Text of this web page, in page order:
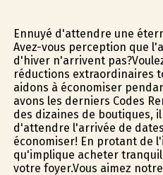
Ennuyé d'attendre une
Avez-vous perception que
d'hiver n'arrivent
réductions extraordinaires
aidons à économiser
avons les derniers Codes
des dizaines de boutiques,
d'attendre l'arrivée de
économiser! En profitant de
qu'implique acheter
votre foyer.Vous aimez